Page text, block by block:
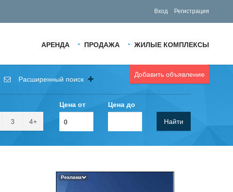
Вход Регистрация
АРЕНДА ПРОДАЖА ЖИЛЫЕ КОМПЛЕКСЫ
Добавить объявление
Расширенный поиск
3 4+
Цена от Цена до
Найти
Реклама